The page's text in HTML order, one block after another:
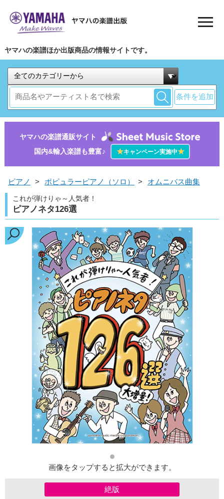
ヤマハの楽譜ほか出版商品の情報サイトです。
条件を追加
ヤマハの楽譜通販サイト
国内&輸入楽譜も豊富♪
★キャンペーン実施中★
ピアノ > ポピュラーピアノ（ソロ） > オムニバス曲集
これが弾けりゃ～人気者！
ピアノネタ126選
画像をタップすると拡大ができます。
絶版